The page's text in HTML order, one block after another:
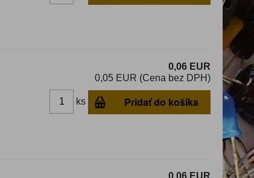
0,06 EUR
0,05 EUR (Cena bez DPH)
ks Pridať do košíka